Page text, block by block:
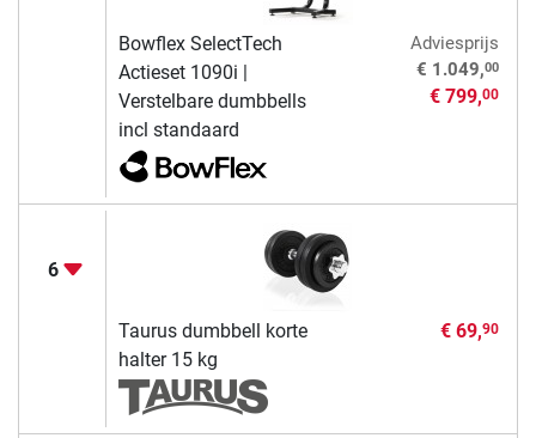
Bowflex SelectTech
Actieset 1090i |
Verstelbare dumbbells
incl standaard
Adviesprijs
€ 1.049,00
€ 799,00
6
Taurus dumbbell korte
halter 15 kg
€ 69,90